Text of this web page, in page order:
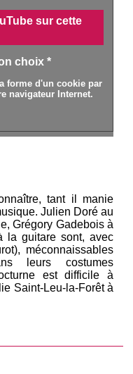
sur cette
choix *
forme d'un cookie par
navigateur Internet.
tant il manie
Julien Doré au
Grégory Gadebois à
la guitare sont, avec
méconnaissables
leurs costumes
est difficile à
Saint-Leu-la-Forêt à